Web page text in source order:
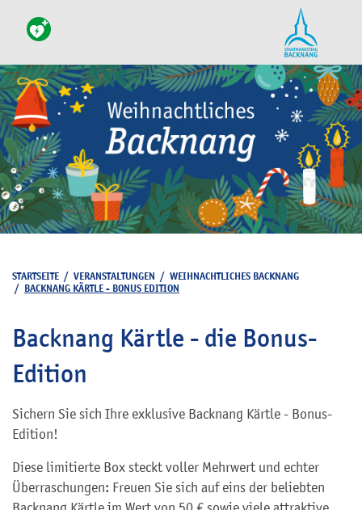
STARTSEITE / VERANSTALTUNGEN / WEIHNACHTLICHES BACKNANG
/ BACKNANG KÄRTLE - BONUS EDITION
Backnang Kärtle - die Bonus-
Edition
Sichern Sie sich Ihre exklusive Backnang Kärtle - Bonus-
Edition!
Diese limitierte Box steckt voller Mehrwert und echter
Überraschungen: Freuen Sie sich auf eins der beliebten